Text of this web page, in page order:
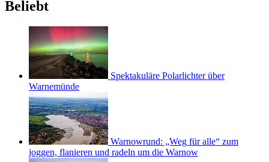
Beliebt
Spektakuläre Polarlichter über
Warnemünde
Warnowrund: „Weg für alle“ zum
joggen, flanieren und radeln um die Warnow